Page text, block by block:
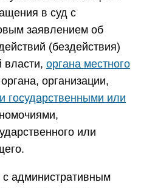
в суд с
заявлением об
(бездействия)
власти, органа местного
организации,
государственными или
или
административным